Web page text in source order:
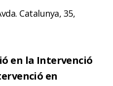
Catalunya, 35,
en la Intervenció
en